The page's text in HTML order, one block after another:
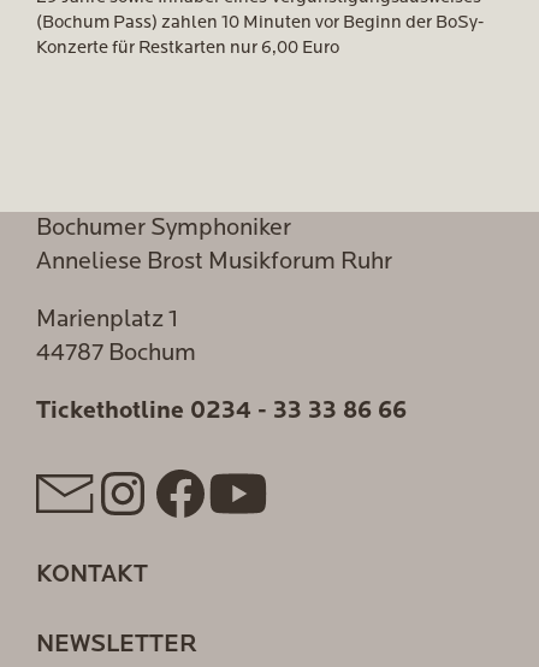
(Bochum Pass) zahlen 10 Minuten vor Beginn der BoSy-
Konzerte für Restkarten nur 6,00 Euro
Bochumer Symphoniker
Anneliese Brost Musikforum Ruhr
Marienplatz 1
44787 Bochum
Tickethotline 0234 - 33 33 86 66
KONTAKT
NEWSLETTER